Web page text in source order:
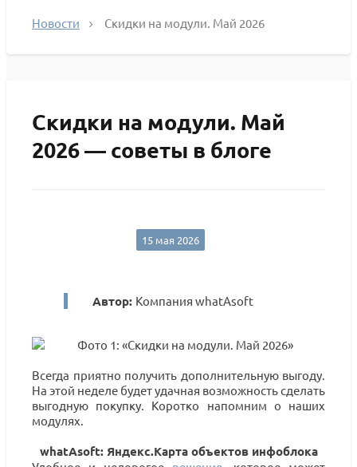
Новости Скидки на модули. Май 2026
Скидки на модули. Май
2026 — советы в блоге
15 мая 2026
Автор: Компания whatAsoft
Всегда приятно получить дополнительную выгоду.
На этой неделе будет удачная возможность сделать
выгодную покупку. Коротко напомним о наших
модулях.
whatAsoft: Яндекс.Карта объектов инфоблока